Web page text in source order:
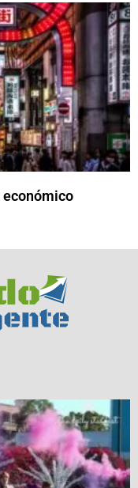
económico